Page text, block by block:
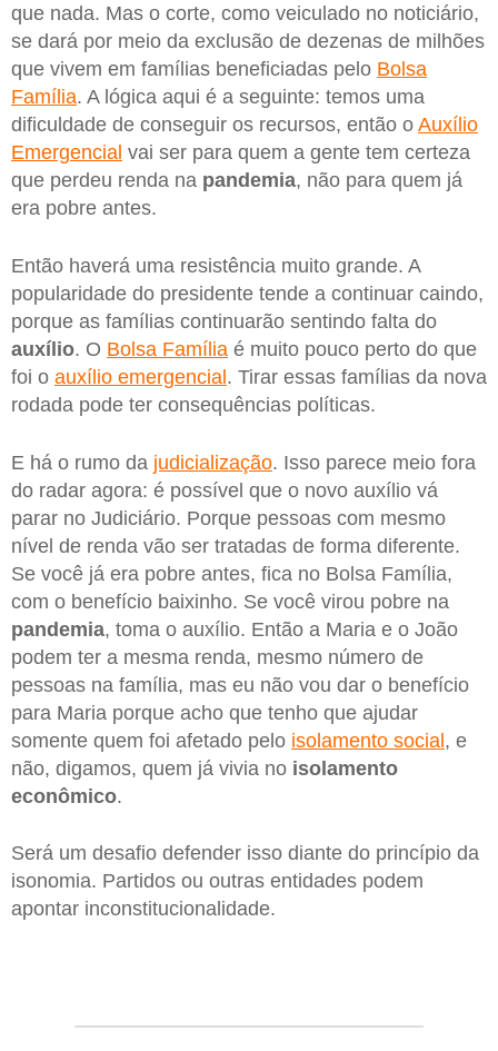
que nada. Mas o corte, como veiculado no noticiário,
se dará por meio da exclusão de dezenas de milhões
que vivem em famílias beneficiadas pelo Bolsa
Família. A lógica aqui é a seguinte: temos uma
dificuldade de conseguir os recursos, então o Auxílio
Emergencial vai ser para quem a gente tem certeza
que perdeu renda na pandemia, não para quem já
era pobre antes.
Então haverá uma resistência muito grande. A
popularidade do presidente tende a continuar caindo,
porque as famílias continuarão sentindo falta do
auxílio. O Bolsa Família é muito pouco perto do que
foi o auxílio emergencial . Tirar essas famílias da nova
rodada pode ter consequências políticas.
E há o rumo da judicialização. Isso parece meio fora
do radar agora: é possível que o novo auxílio vá
parar no Judiciário. Porque pessoas com mesmo
nível de renda vão ser tratadas de forma diferente.
Se você já era pobre antes, fica no Bolsa Família,
com o benefício baixinho. Se você virou pobre na
pandemia, toma o auxílio. Então a Maria e o João
podem ter a mesma renda, mesmo número de
pessoas na família, mas eu não vou dar o benefício
para Maria porque acho que tenho que ajudar
somente quem foi afetado pelo isolamento social, e
não, digamos, quem já vivia no isolamento
econômico.
Será um desafio defender isso diante do princípio da
isonomia. Partidos ou outras entidades podem
apontar inconstitucionalidade.